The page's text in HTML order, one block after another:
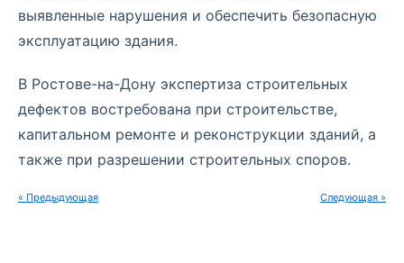
выявленные нарушения и обеспечить безопасную
эксплуатацию здания.
В Ростове-на-Дону экспертиза строительных
дефектов востребована при строительстве,
капитальном ремонте и реконструкции зданий, а
также при разрешении строительных споров.
Следующая »
« Предыдующая